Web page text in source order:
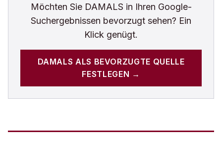
Möchten Sie DAMALS in Ihren Google-
Suchergebnissen bevorzugt sehen? Ein
Klick genügt.
DAMALS ALS BEVORZUGTE QUELLE
FESTLEGEN →